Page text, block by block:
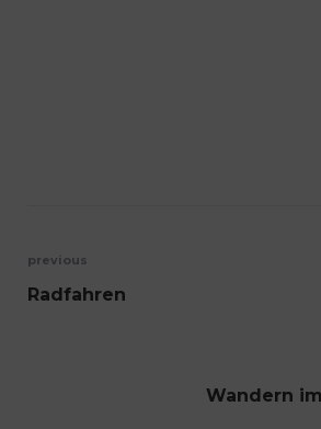
previous
Radfahren
Wandern